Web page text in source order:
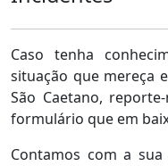
Caso tenha
situação que mereça
São Caetano,
formulário que em
Contamos com a